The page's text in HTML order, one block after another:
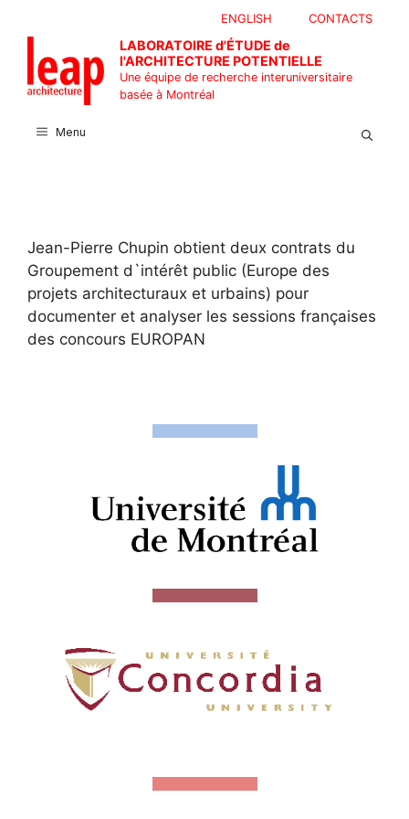
contenu
CONTACTS
ENGLISH
LABORATOIRE d'ÉTUDE de
l'ARCHITECTURE POTENTIELLE
Une équipe de recherche interuniversitaire
basée à Montréal
Menu
Jean-Pierre Chupin obtient deux contrats du
Groupement d`intérêt public (Europe des
projets architecturaux et urbains) pour
documenter et analyser les sessions françaises
des concours EUROPAN